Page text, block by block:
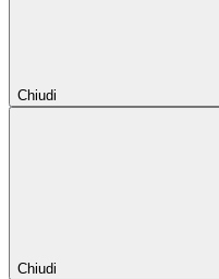
Chiudi
Chiudi